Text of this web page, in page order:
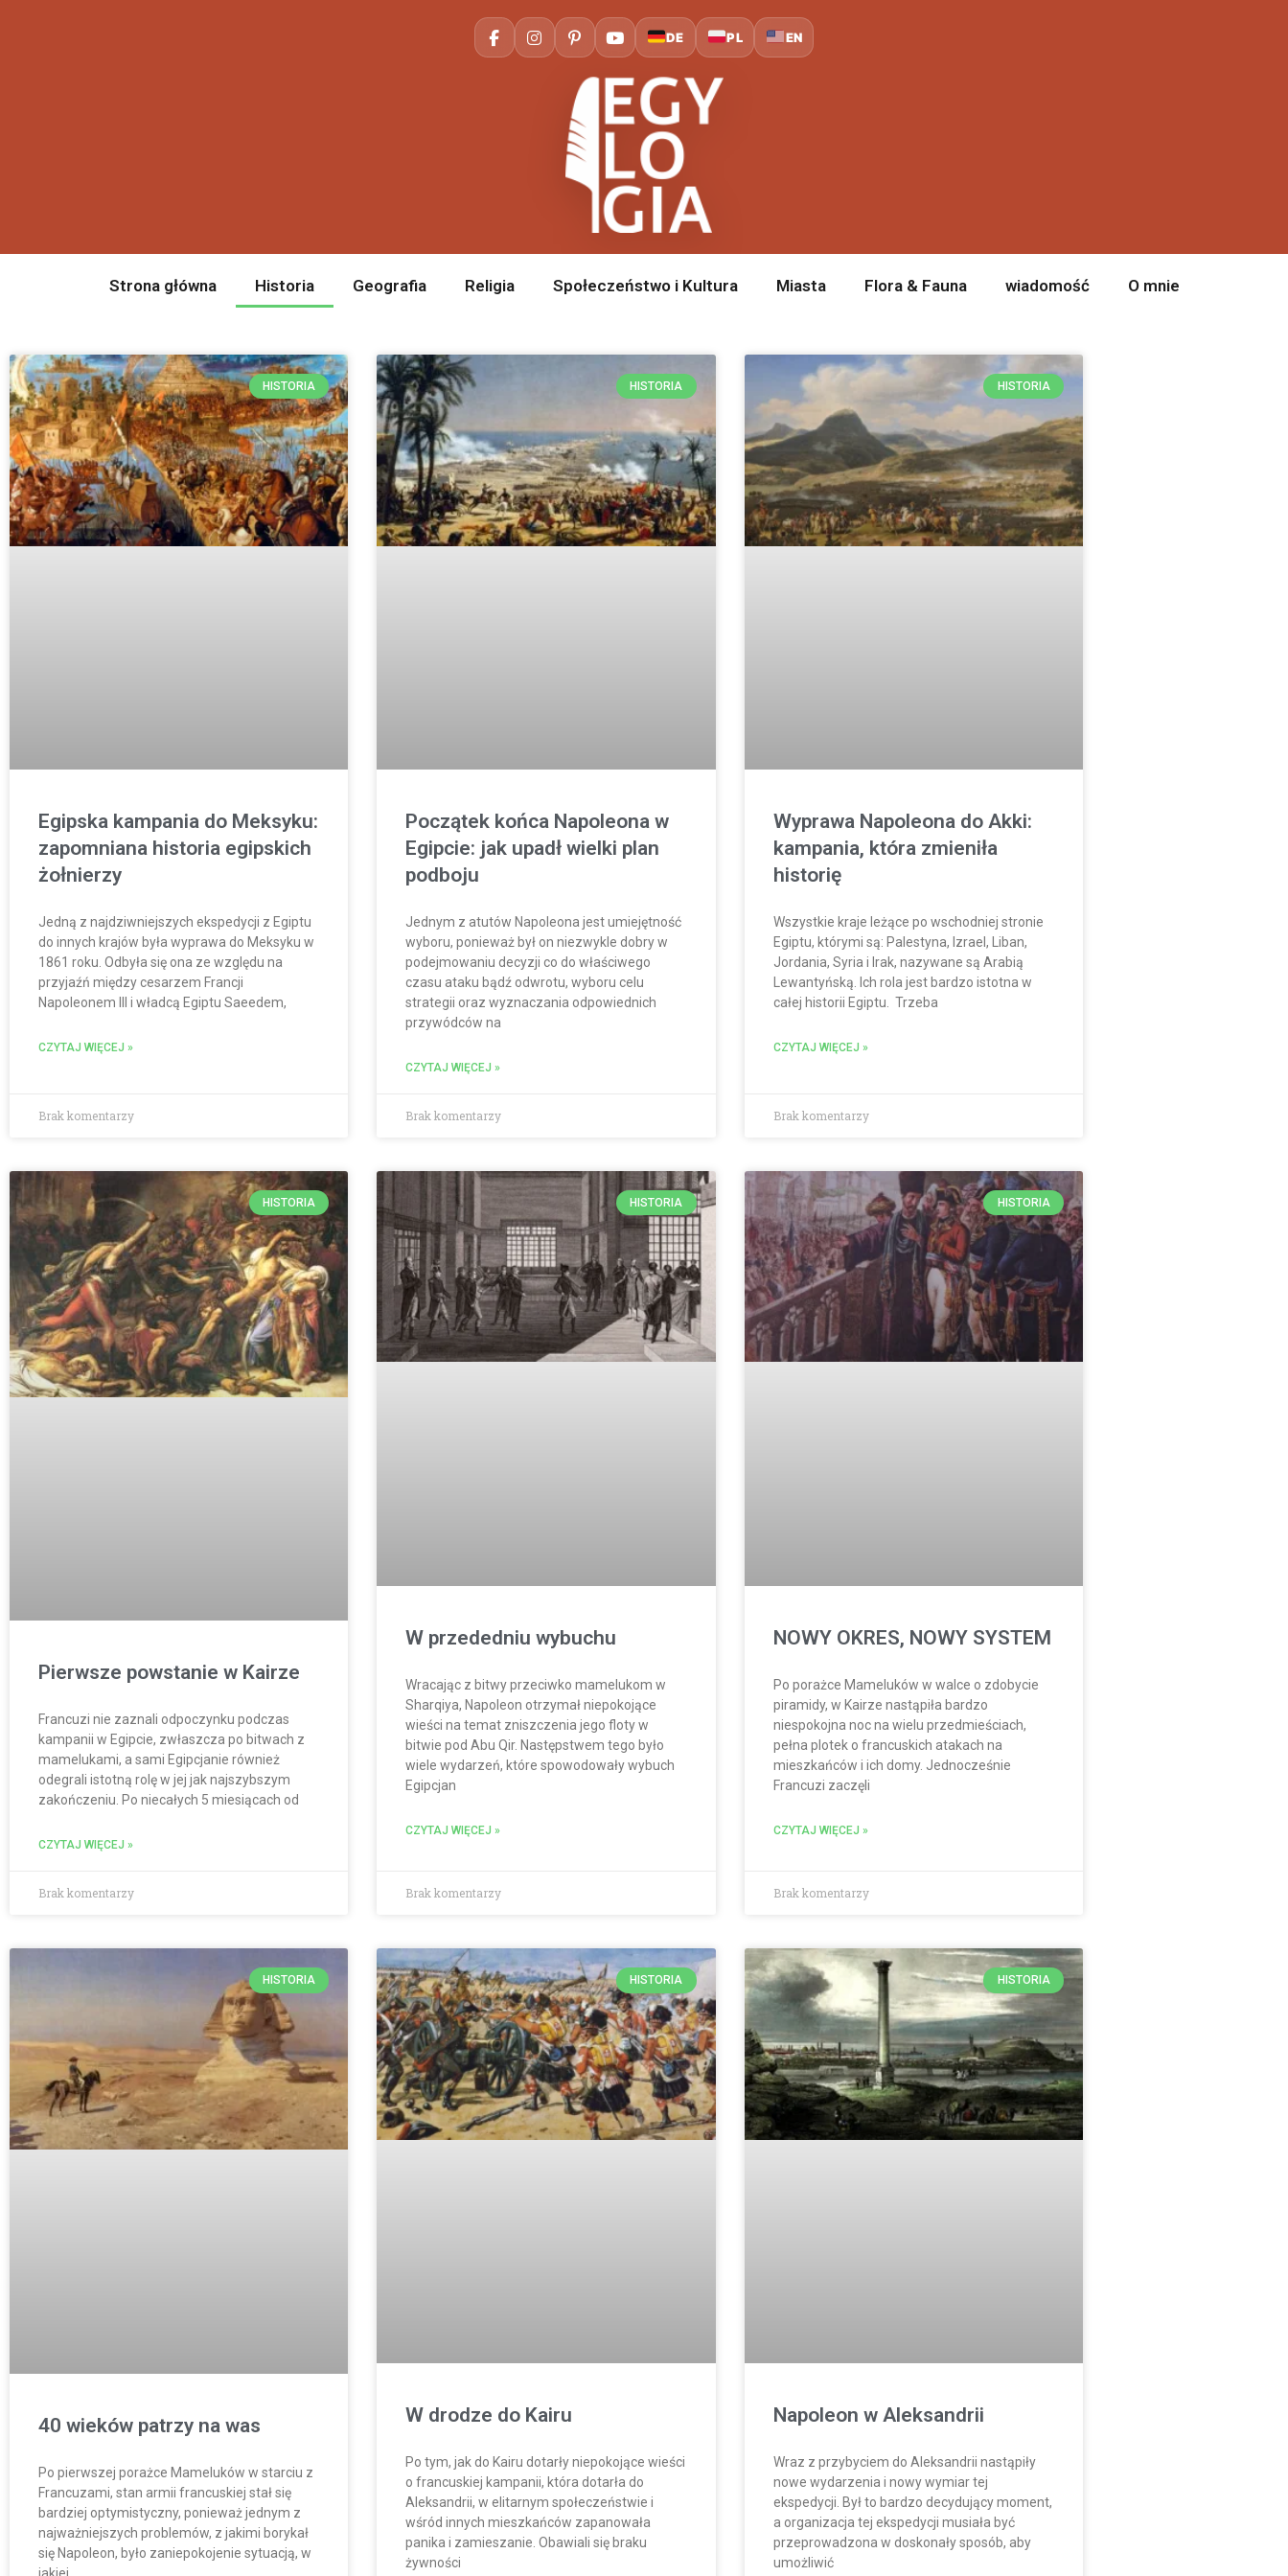
DE PL EN
Strona główna Historia Geografia Religia Społeczeństwo i Kultura Miasta Flora & Fauna wiadomość O mnie
HISTORIA
Egipska kampania do Meksyku:
zapomniana historia egipskich
żołnierzy
Jedną z najdziwniejszych ekspedycji z Egiptu
do innych krajów była wyprawa do Meksyku w
1861 roku. Odbyła się ona ze względu na
przyjaźń między cesarzem Francji
Napoleonem III i władcą Egiptu Saeedem,
CZYTAJ WIĘCEJ »
Brak komentarzy
HISTORIA
Początek końca Napoleona w
Egipcie: jak upadł wielki plan
podboju
Jednym z atutów Napoleona jest umiejętność
wyboru, ponieważ był on niezwykle dobry w
podejmowaniu decyzji co do właściwego
czasu ataku bądź odwrotu, wyboru celu
strategii oraz wyznaczania odpowiednich
przywódców na
CZYTAJ WIĘCEJ »
Brak komentarzy
HISTORIA
Wyprawa Napoleona do Akki:
kampania, która zmieniła
historię
Wszystkie kraje leżące po wschodniej stronie
Egiptu, którymi są: Palestyna, Izrael, Liban,
Jordania, Syria i Irak, nazywane są Arabią
Lewantyńską. Ich rola jest bardzo istotna w
całej historii Egiptu. Trzeba
CZYTAJ WIĘCEJ »
Brak komentarzy
HISTORIA
Pierwsze powstanie w Kairze
Francuzi nie zaznali odpoczynku podczas
kampanii w Egipcie, zwłaszcza po bitwach z
mamelukami, a sami Egipcjanie również
odegrali istotną rolę w jej jak najszybszym
zakończeniu. Po niecałych 5 miesiącach od
CZYTAJ WIĘCEJ »
Brak komentarzy
HISTORIA
W przededniu wybuchu
Wracając z bitwy przeciwko mamelukom w
Sharqiya, Napoleon otrzymał niepokojące
wieści na temat zniszczenia jego floty w
bitwie pod Abu Qir. Następstwem tego było
wiele wydarzeń, które spowodowały wybuch
Egipcjan
CZYTAJ WIĘCEJ »
Brak komentarzy
HISTORIA
NOWY OKRES, NOWY SYSTEM
Po porażce Mameluków w walce o zdobycie
piramidy, w Kairze nastąpiła bardzo
niespokojna noc na wielu przedmieściach,
pełna plotek o francuskich atakach na
mieszkańców i ich domy. Jednocześnie
Francuzi zaczęli
CZYTAJ WIĘCEJ »
Brak komentarzy
HISTORIA
40 wieków patrzy na was
Po pierwszej porażce Mameluków w starciu z
Francuzami, stan armii francuskiej stał się
bardziej optymistyczny, ponieważ jednym z
najważniejszych problemów, z jakimi borykał
się Napoleon, było zaniepokojenie sytuacją, w
jakiej
HISTORIA
W drodze do Kairu
Po tym, jak do Kairu dotarły niepokojące wieści
o francuskiej kampanii, która dotarła do
Aleksandrii, w elitarnym społeczeństwie i
wśród innych mieszkańców zapanowała
panika i zamieszanie. Obawiali się braku
żywności
HISTORIA
Napoleon w Aleksandrii
Wraz z przybyciem do Aleksandrii nastąpiły
nowe wydarzenia i nowy wymiar tej
ekspedycji. Był to bardzo decydujący moment,
a organizacja tej ekspedycji musiała być
przeprowadzona w doskonały sposób, aby
umożliwić